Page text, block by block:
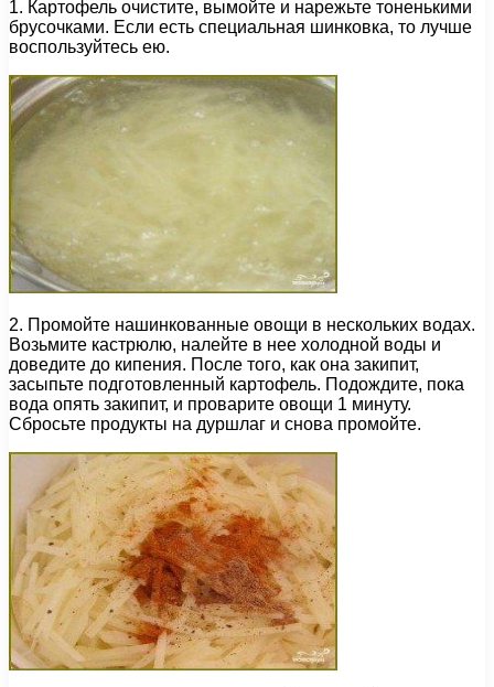
1. Картофель очистите, вымойте и нарежьте тоненькими
брусочками. Если есть специальная шинковка, то лучше
воспользуйтесь ею.
2. Промойте нашинкованные овощи в нескольких водах.
Возьмите кастрюлю, налейте в нее холодной воды и
доведите до кипения. После того, как она закипит,
засыпьте подготовленный картофель. Подождите, пока
вода опять закипит, и проварите овощи 1 минуту.
Сбросьте продукты на дуршлаг и снова промойте.